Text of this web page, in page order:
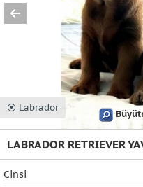
⦿ Labrador
LABRADOR RETRIEVER
Cinsi